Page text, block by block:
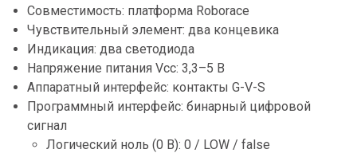
Совместимость: платформа Roborace
Чувствительный элемент: два концевика
Индикация: два светодиода
Напряжение питания Vcc: 3,3–5 В
Аппаратный интерфейс: контакты G-V-S
Программный интерфейс: бинарный цифровой
сигнал
Логический ноль (0 В): 0 / LOW / false